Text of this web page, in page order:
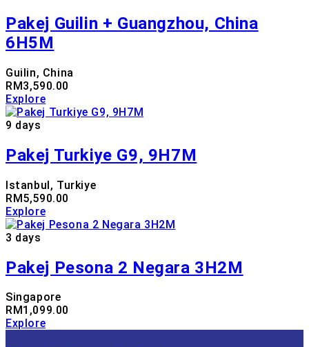
Pakej Guilin + Guangzhou, China
6H5M
Guilin, China
RM3,590.00
Explore
9 days
Pakej Turkiye G9, 9H7M
Istanbul, Turkiye
RM5,590.00
Explore
3 days
Pakej Pesona 2 Negara 3H2M
Singapore
RM 1,099.00
Explore